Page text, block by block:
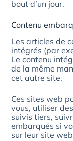
bout d’un jour.
Contenu
Les articles de
intégrés (par
Le contenu
de la même
cet autre site.
Ces sites web
vous, utiliser
suivis tiers,
embarqués si
sur leur site